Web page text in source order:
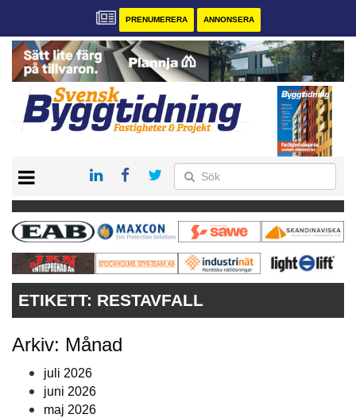
PRENUMERERA ANNONSERA
PRENUMERERA
VÅRA ANDRA MAGASIN
ANNONSERA
KONTAKT
ETIKETT: RESTAVFALL
Arkiv: Månad
juli 2026
juni 2026
maj 2026